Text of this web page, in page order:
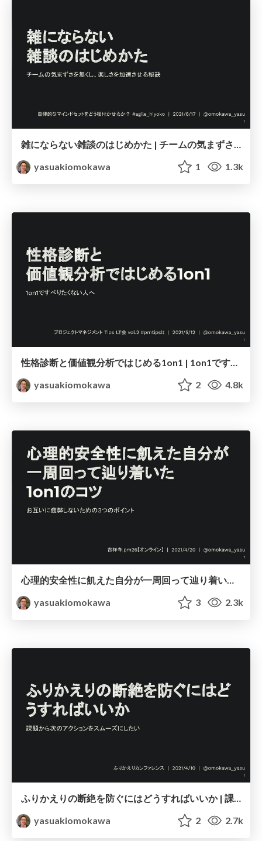
雑にならない雑談のはじめかた | チームの気まずさを無くし、楽しさを加速させる秘訣 / Joy work with chat
yasuakiomokawa
1 1.3k
性格診断と価値観分析ではじめる1on1 | 1on1ですべりたくない人へ / one on one meeting with personality guidance
yasuakiomokawa
2 4.8k
心理的安全性に飢えた自分が一周回って辿り着いた1on1のコツ | お互いに疲弊しないための3つのポイント / How to good of 1on1 meeting with three methods
yasuakiomokawa
3 2.3k
yasuakiomokawa
2 2.7k